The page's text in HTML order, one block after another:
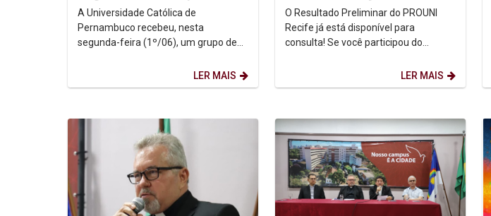
Guadalupe, Luján e Aparecida"
A Universidade Católica de
Pernambuco recebeu, nesta
segunda-feira (1º/06), um grupo de
o caminho histórico realizado...LER MAIS
disponível para consulta
O Resultado Preliminar do PROUNI
Recife já está disponível para
consulta! Se você participou do
e acompanhe as próximas...LER MAIS